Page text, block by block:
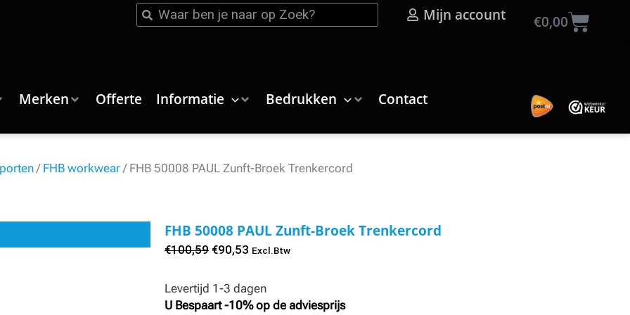
Zoeken
Zoeken Mijn account €0,00
Merken Offerte Informatie Bedrukken Contact
/ FHB workwear/ FHB 50008 PAUL Zunft-Broek Trenkercord
FHB 50008 PAUL Zunft-Broek Trenkercord
€100,59 Oorspronkelijke
was:
€100,59.
€90,53 Huidige
is:
€90,53.
Excl.Btw
Levertijd 1-3 dagen
U Bespaart -10% op de adviesprijs